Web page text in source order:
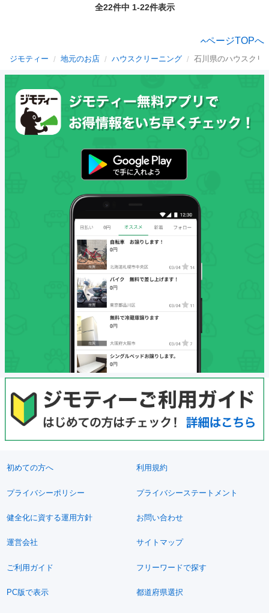
全22件中 1-22件表示
ページTOPへ
ジモティー 地元のお店 ハウスクリーニング 石川県のハウスクリ
初めての方へ 利用規約
プライバシーポリシー プライバシーステートメント
健全化に資する運用方針 お問い合わせ
運営会社 サイトマップ
ご利用ガイド フリーワードで探す
PC版で表示 都道府県選択